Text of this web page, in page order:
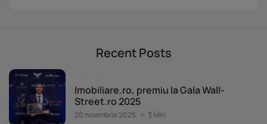
Recent Posts
Imobiliare.ro, premiu la Gala Wall-
Street.ro 2025
20 noiembrie 2025 3 Min